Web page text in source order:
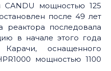
мощностью 125
после 49 лет
реактора последовала
в начале этого года
оснащенного
мощностью 1100